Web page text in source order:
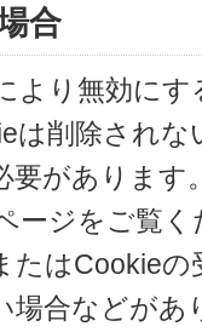
合
より無効に
は削除され
要があります
ージをご覧く
たはCookie
場合などが